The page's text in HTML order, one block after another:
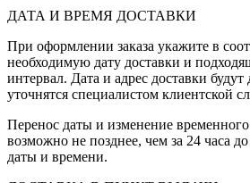
ДАТА И ВРЕМЯ ДОСТАВКИ
При оформлении заказа укажите в
необходимую дату доставки и
интервал. Дата и адрес доставки
уточнятся специалистом клиентской
Перенос даты и изменение временного
возможно не позднее, чем за 24 часа
даты и времени.